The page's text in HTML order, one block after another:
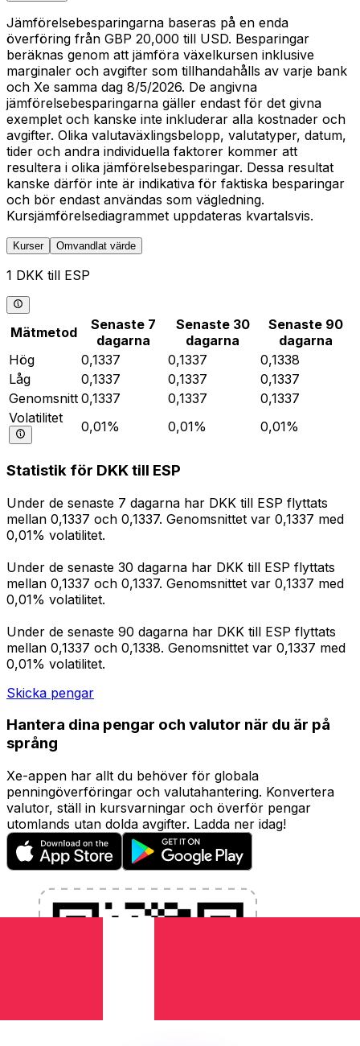
Jämförelsebesparingarna baseras på en enda
överföring från GBP 20,000 till USD. Besparingar
beräknas genom att jämföra växelkursen inklusive
marginaler och avgifter som tillhandahålls av varje bank
och Xe samma dag 8/5/2026. De angivna
jämförelsebesparingarna gäller endast för det givna
exemplet och kanske inte inkluderar alla kostnader och
avgifter. Olika valutaväxlingsbelopp, valutatyper, datum,
tider och andra individuella faktorer kommer att
resultera i olika jämförelsebesparingar. Dessa resultat
kanske därför inte är indikativa för faktiska besparingar
och bör endast användas som vägledning.
Kursjämförelsediagrammet uppdateras kvartalsvis.
Kurser Omvandlat värde
1 DKK till ESP
Mätmetod
Senaste 7
dagarna
Senaste 30
dagarna
Senaste 90
dagarna
Hög
0,1337 0,1337
0,1338
Låg
0,1337 0,1337
0,1337
Genomsnitt 0,1337 0,1337
0,1337
Volatilitet
0,01% 0,01% 0,01%
Statistik för DKK till ESP
Under de senaste 7 dagarna har DKK till ESP flyttats
mellan 0,1337 och 0,1337. Genomsnittet var 0,1337 med
0,01% volatilitet.
Under de senaste 30 dagarna har DKK till ESP flyttats
mellan 0,1337 och 0,1337. Genomsnittet var 0,1337 med
0,01% volatilitet.
Under de senaste 90 dagarna har DKK till ESP flyttats
mellan 0,1337 och 0,1338. Genomsnittet var 0,1337 med
0,01% volatilitet.
Skicka pengar
Hantera dina pengar och valutor när du är på
språng
Xe-appen har allt du behöver för globala
penningöverföringar och valutahantering. Konvertera
valutor, ställ in kursvarningar och överför pengar
utomlands utan dolda avgifter. Ladda ner idag!